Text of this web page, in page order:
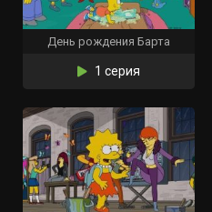
День рождения Барта
1 серия